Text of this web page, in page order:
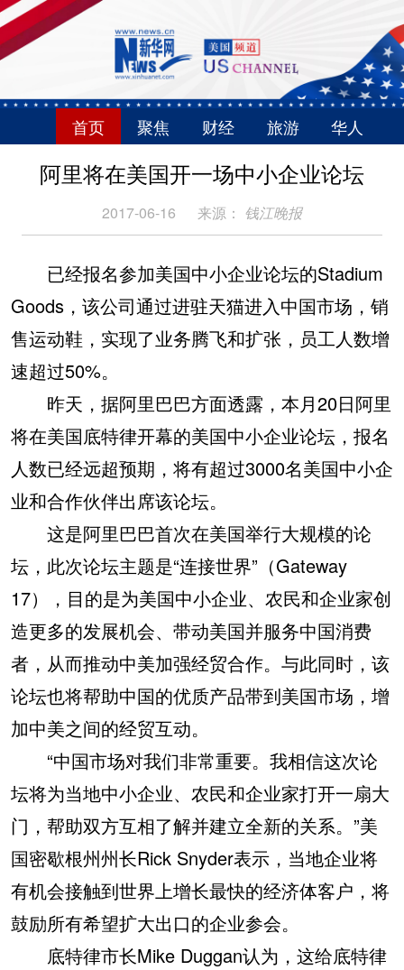
首页 聚焦 财经 旅游 华人
阿里将在美国开一场中小企业论坛
2017-06-16 来源： 钱江晚报
已经报名参加美国中小企业论坛的Stadium
Goods，该公司通过进驻天猫进入中国市场，销
售运动鞋，实现了业务腾飞和扩张，员工人数增
速超过50%。
昨天，据阿里巴巴方面透露，本月20日阿里
将在美国底特律开幕的美国中小企业论坛，报名
人数已经远超预期，将有超过3000名美国中小企
业和合作伙伴出席该论坛。
这是阿里巴巴首次在美国举行大规模的论
坛，此次论坛主题是“连接世界”（Gateway
17），目的是为美国中小企业、农民和企业家创
造更多的发展机会、带动美国并服务中国消费
者，从而推动中美加强经贸合作。与此同时，该
论坛也将帮助中国的优质产品带到美国市场，增
加中美之间的经贸互动。
“中国市场对我们非常重要。我相信这次论
坛将为当地中小企业、农民和企业家打开一扇大
门，帮助双方互相了解并建立全新的关系。”美
国密歇根州州长Rick Snyder表示，当地企业将
有机会接触到世界上增长最快的经济体客户，将
鼓励所有希望扩大出口的企业参会。
底特律市长Mike Duggan认为，这给底特律